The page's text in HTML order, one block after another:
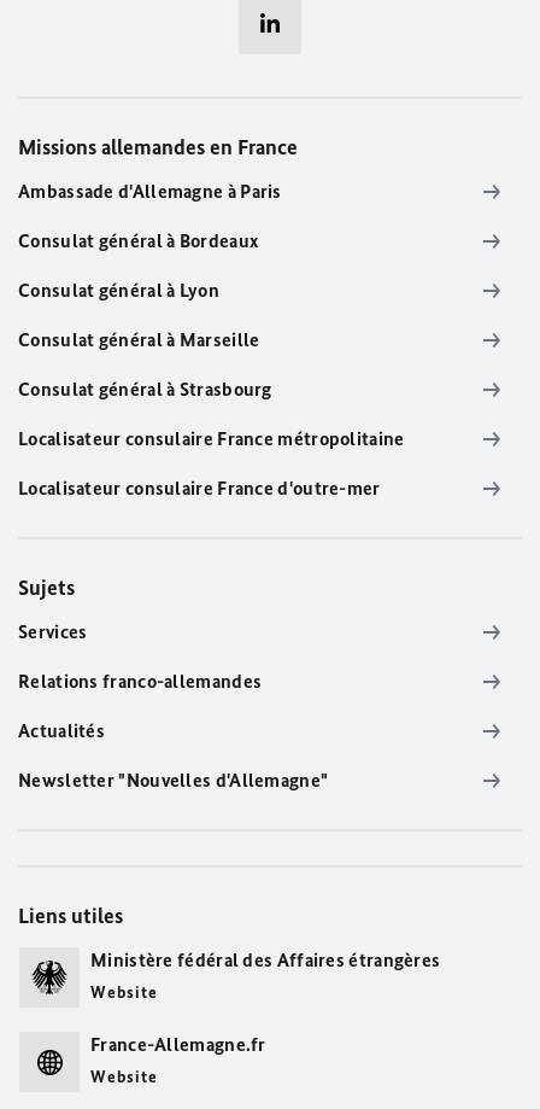
Missions allemandes en France
Ambassade d'Allemagne à Paris
Consulat général à Bordeaux
Consulat général à Lyon
Consulat général à Marseille
Consulat général à Strasbourg
Localisateur consulaire France métropolitaine
Localisateur consulaire France d'outre-mer
Sujets
Services
Relations franco-allemandes
Actualités
Newsletter "Nouvelles d'Allemagne"
Liens utiles
Ministère fédéral des Affaires étrangères
Website
France-Allemagne.fr
Website